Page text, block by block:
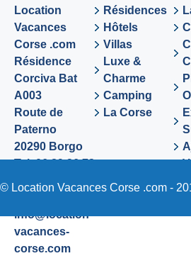
Location
Vacances
Corse .com
Résidence
Corciva Bat
A003
Route de
Paterno
20290 Borgo
Tel. 06 89 36 72
info@location-
vacances-
corse.com
Résidences
Hôtels
Villas
Luxe &
Charme
Camping
La Corse
© Location Vacances Corse .com -